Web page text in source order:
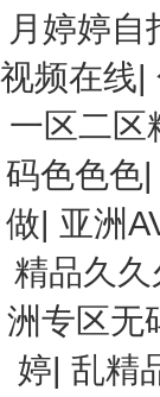
月婷婷自
视频在线|
一区二区
码色色色|
做| 亚洲
精品久
洲专区无
婷|乱精